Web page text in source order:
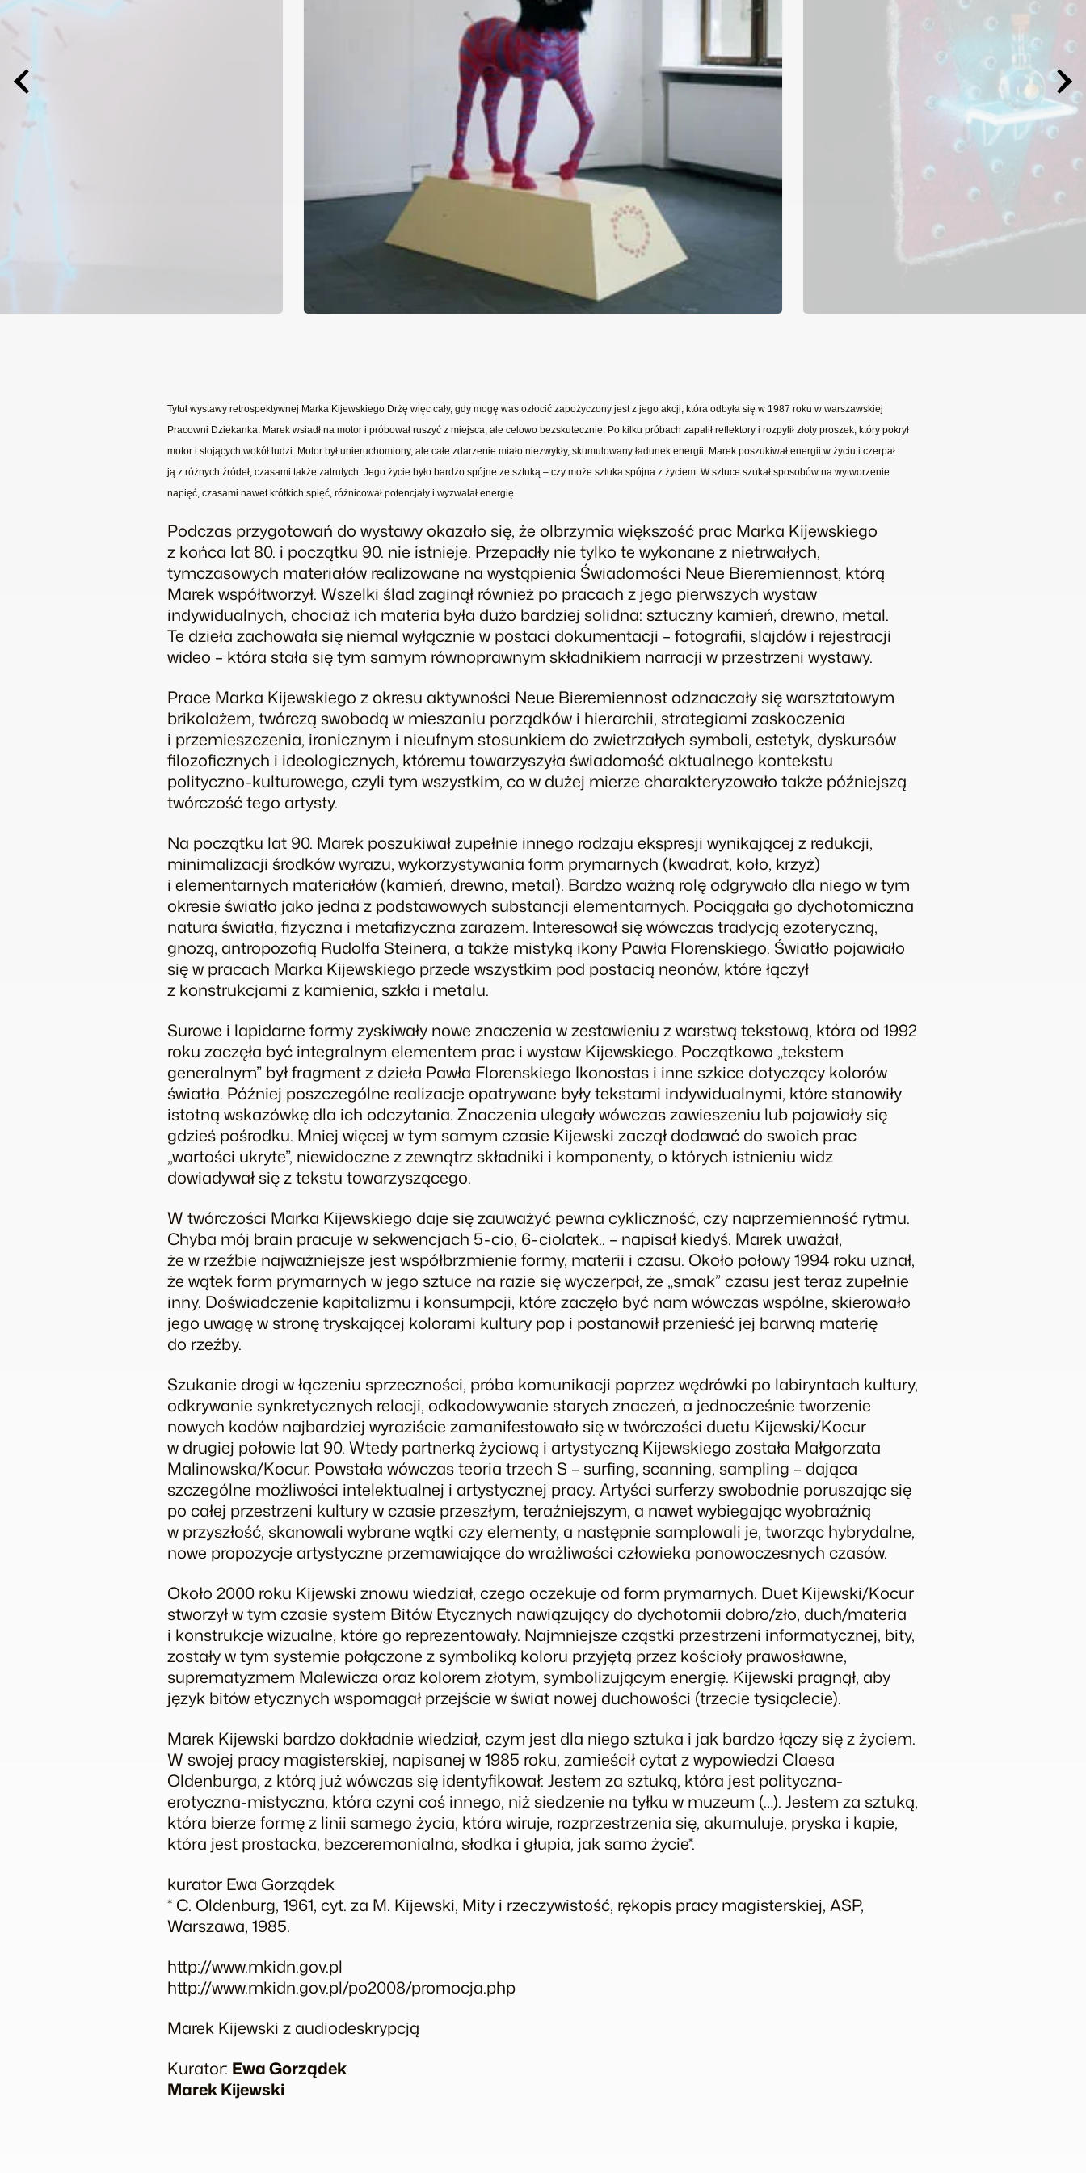
Tytuł wystawy retrospektywnej Marka Kijewskiego Drżę więc cały, gdy mogę was ozłocić zapożyczony jest z jego akcji, która odbyła się w 1987 roku w warszawskiej
Pracowni Dziekanka. Marek wsiadł na motor i próbował ruszyć z miejsca, ale celowo bezskutecznie. Po kilku próbach zapalił reflektory i rozpylił złoty proszek, który pokrył
motor i stojących wokół ludzi. Motor był unieruchomiony, ale całe zdarzenie miało niezwykły, skumulowany ładunek energii. Marek poszukiwał energii w życiu i czerpał
ją z różnych źródeł, czasami także zatrutych. Jego życie było bardzo spójne ze sztuką – czy może sztuka spójna z życiem. W sztuce szukał sposobów na wytworzenie
napięć, czasami nawet krótkich spięć, różnicował potencjały i wyzwalał energię.
Podczas przygotowań do wystawy okazało się, że olbrzymia większość prac Marka Kijewskiego
z końca lat 80. i początku 90. nie istnieje. Przepadły nie tylko te wykonane z nietrwałych,
tymczasowych materiałów realizowane na wystąpienia Świadomości Neue Bieremiennost, którą
Marek współtworzył. Wszelki ślad zaginął również po pracach z jego pierwszych wystaw
indywidualnych, chociaż ich materia była dużo bardziej solidna: sztuczny kamień, drewno, metal.
Te dzieła zachowała się niemal wyłącznie w postaci dokumentacji – fotografii, slajdów i rejestracji
wideo – która stała się tym samym równoprawnym składnikiem narracji w przestrzeni wystawy.
Prace Marka Kijewskiego z okresu aktywności Neue Bieremiennost odznaczały się warsztatowym
brikolażem, twórczą swobodą w mieszaniu porządków i hierarchii, strategiami zaskoczenia
i przemieszczenia, ironicznym i nieufnym stosunkiem do zwietrzałych symboli, estetyk, dyskursów
filozoficznych i ideologicznych, któremu towarzyszyła świadomość aktualnego kontekstu
polityczno-kulturowego, czyli tym wszystkim, co w dużej mierze charakteryzowało także późniejszą
twórczość tego artysty.
Na początku lat 90. Marek poszukiwał zupełnie innego rodzaju ekspresji wynikającej z redukcji,
minimalizacji środków wyrazu, wykorzystywania form prymarnych (kwadrat, koło, krzyż)
i elementarnych materiałów (kamień, drewno, metal). Bardzo ważną rolę odgrywało dla niego w tym
okresie światło jako jedna z podstawowych substancji elementarnych. Pociągała go dychotomiczna
natura światła, fizyczna i metafizyczna zarazem. Interesował się wówczas tradycją ezoteryczną,
gnozą, antropozofią Rudolfa Steinera, a także mistyką ikony Pawła Florenskiego. Światło pojawiało
się w pracach Marka Kijewskiego przede wszystkim pod postacią neonów, które łączył
z konstrukcjami z kamienia, szkła i metalu.
Surowe i lapidarne formy zyskiwały nowe znaczenia w zestawieniu z warstwą tekstową, która od 1992
roku zaczęła być integralnym elementem prac i wystaw Kijewskiego. Początkowo „tekstem
generalnym” był fragment z dzieła Pawła Florenskiego Ikonostas i inne szkice dotyczący kolorów
światła. Później poszczególne realizacje opatrywane były tekstami indywidualnymi, które stanowiły
istotną wskazówkę dla ich odczytania. Znaczenia ulegały wówczas zawieszeniu lub pojawiały się
gdzieś pośrodku. Mniej więcej w tym samym czasie Kijewski zaczął dodawać do swoich prac
„wartości ukryte”, niewidoczne z zewnątrz składniki i komponenty, o których istnieniu widz
dowiadywał się z tekstu towarzyszącego.
W twórczości Marka Kijewskiego daje się zauważyć pewna cykliczność, czy naprzemienność rytmu.
Chyba mój brain pracuje w sekwencjach 5-cio, 6-ciolatek.. – napisał kiedyś. Marek uważał,
że w rzeźbie najważniejsze jest współbrzmienie formy, materii i czasu. Około połowy 1994 roku uznał,
że wątek form prymarnych w jego sztuce na razie się wyczerpał, że „smak” czasu jest teraz zupełnie
inny. Doświadczenie kapitalizmu i konsumpcji, które zaczęło być nam wówczas wspólne, skierowało
jego uwagę w stronę tryskającej kolorami kultury pop i postanowił przenieść jej barwną materię
do rzeźby.
Szukanie drogi w łączeniu sprzeczności, próba komunikacji poprzez wędrówki po labiryntach kultury,
odkrywanie synkretycznych relacji, odkodowywanie starych znaczeń, a jednocześnie tworzenie
nowych kodów najbardziej wyraziście zamanifestowało się w twórczości duetu Kijewski/Kocur
w drugiej połowie lat 90. Wtedy partnerką życiową i artystyczną Kijewskiego została Małgorzata
Malinowska/Kocur. Powstała wówczas teoria trzech S – surfing, scanning, sampling – dająca
szczególne możliwości intelektualnej i artystycznej pracy. Artyści surferzy swobodnie poruszając się
po całej przestrzeni kultury w czasie przeszłym, teraźniejszym, a nawet wybiegając wyobraźnią
w przyszłość, skanowali wybrane wątki czy elementy, a następnie samplowali je, tworząc hybrydalne,
nowe propozycje artystyczne przemawiające do wrażliwości człowieka ponowoczesnych czasów.
Około 2000 roku Kijewski znowu wiedział, czego oczekuje od form prymarnych. Duet Kijewski/Kocur
stworzył w tym czasie system Bitów Etycznych nawiązujący do dychotomii dobro/zło, duch/materia
i konstrukcje wizualne, które go reprezentowały. Najmniejsze cząstki przestrzeni informatycznej, bity,
zostały w tym systemie połączone z symboliką koloru przyjętą przez kościoły prawosławne,
suprematyzmem Malewicza oraz kolorem złotym, symbolizującym energię. Kijewski pragnął, aby
język bitów etycznych wspomagał przejście w świat nowej duchowości (trzecie tysiąclecie).
Marek Kijewski bardzo dokładnie wiedział, czym jest dla niego sztuka i jak bardzo łączy się z życiem.
W swojej pracy magisterskiej, napisanej w 1985 roku, zamieścił cytat z wypowiedzi Claesa
Oldenburga, z którą już wówczas się identyfikował: Jestem za sztuką, która jest polityczna-
erotyczna-mistyczna, która czyni coś innego, niż siedzenie na tyłku w muzeum (…). Jestem za sztuką,
która bierze formę z linii samego życia, która wiruje, rozprzestrzenia się, akumuluje, pryska i kapie,
która jest prostacka, bezceremonialna, słodka i głupia, jak samo życie*.
kurator Ewa Gorządek
* C. Oldenburg, 1961, cyt. za M. Kijewski, Mity i rzeczywistość, rękopis pracy magisterskiej, ASP,
Warszawa, 1985.
http://www.mkidn.gov.pl
http://www.mkidn.gov.pl/po2008/promocja.php
Marek Kijewski z audiodeskrypcją
Kurator: Ewa Gorządek
Marek Kijewski